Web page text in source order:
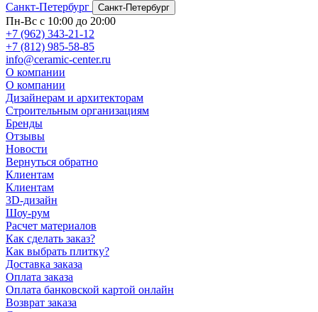
Санкт-Петербург
Санкт-Петербург
Пн-Вс с 10:00 до 20:00
+7 (962) 343-21-12
+7 (812) 985-58-85
info@ceramic-center.ru
О компании
О компании
Дизайнерам и архитекторам
Строительным организациям
Бренды
Отзывы
Новости
Вернуться обратно
Клиентам
Клиентам
3D-дизайн
Шоу-рум
Расчет материалов
Как сделать заказ?
Как выбрать плитку?
Доставка заказа
Оплата заказа
Оплата банковской картой онлайн
Возврат заказа